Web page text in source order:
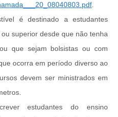
é destinado a estudantes
superior desde que não tenha
que sejam bolsistas ou com
ocorra em período diverso ao
devem ser ministrados em
estudantes do ensino